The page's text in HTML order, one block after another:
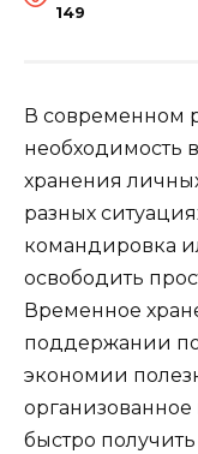
149
В современном
необходимость
хранения
разных
командировка
освободить
Временное
поддержании
экономии
организованное
быстро